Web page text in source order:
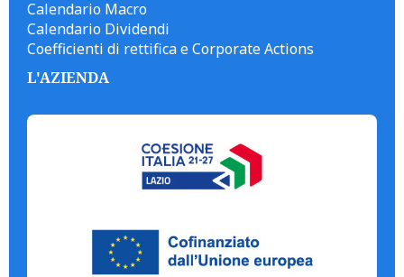
Calendario Macro
Calendario Dividendi
Coefficienti di rettifica e Corporate Actions
L'AZIENDA